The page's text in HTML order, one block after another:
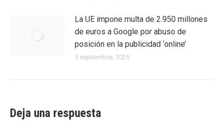
La UE impone multa de 2.950 millones
de euros a Google por abuso de
posición en la publicidad ‘online’
5 septiembre, 2025
Deja una respuesta